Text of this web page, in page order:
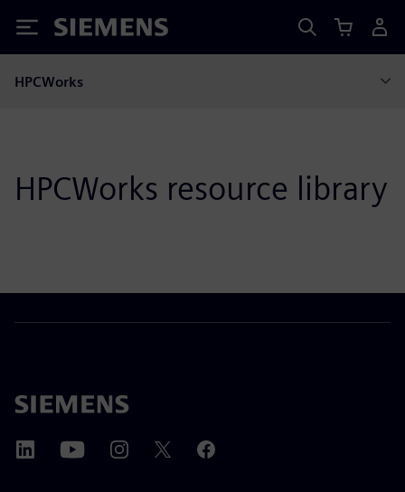
Siemens
HPCWorks
HPCWorks resource library